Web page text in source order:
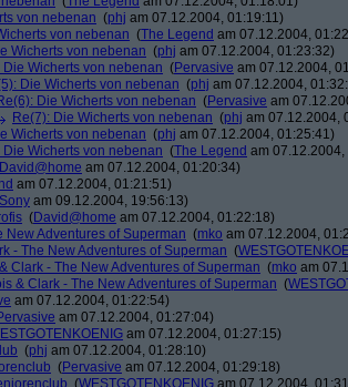
von nebenan (phj am 07.12.2004, 01:19:11)
von nebenan (The Legend am 07.12.2004,
Wicherts von nebenan (phj am 07.12.2004, 01:23:32)
Die Wicherts von nebenan (Pervasive am 07.12.2004,
Die Wicherts von nebenan (phj am 07.12.2004,
Die Wicherts von nebenan (Pervasive am
Re(7): Die Wicherts von nebenan (phj am 07.12.2004,
Wicherts von nebenan (phj am 07.12.2004, 01:25:41)
Die Wicherts von nebenan (The Legend am
David@home am 07.12.2004, 01:20:34)
am 07.12.2004, 01:21:51)
am 09.12.2004, 19:56:13)
(David@home am 07.12.2004, 01:22:18)
New Adventures of Superman (mko am 07.12.2004,
- The New Adventures of Superman (
Clark - The New Adventures of Superman (mko am
& Clark - The New Adventures of Superman (
am 07.12.2004, 01:22:54)
am 07.12.2004, 01:27:04)
am 07.12.2004, 01:27:15)
(phj am 07.12.2004, 01:28:10)
(Pervasive am 07.12.2004, 01:29:18)
(WESTGOTENKOENIG am 07.12.2004,